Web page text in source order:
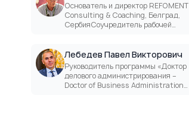
Основатель и директор REFOMENT
Consulting & Coaching, Белград,
СербияСоучредитель рабочей
Лебедев Павел Викторович
Руководитель программы «Доктор
делового администрирования –
Doctor of Business Administration